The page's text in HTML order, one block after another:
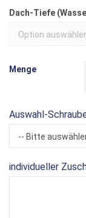
Dach-Tiefe
Option
Auswahl-
-- Bitte
individueller
Menge